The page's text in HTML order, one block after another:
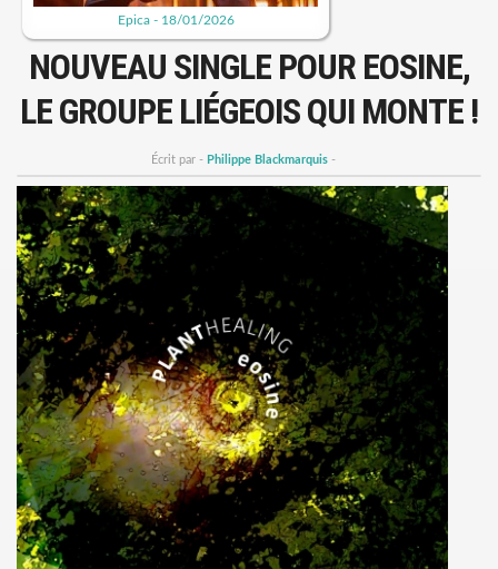
Epica - 18/01/2026
NOUVEAU SINGLE POUR EOSINE,
LE GROUPE LIÉGEOIS QUI MONTE !
Écrit par - Philippe Blackmarquis -